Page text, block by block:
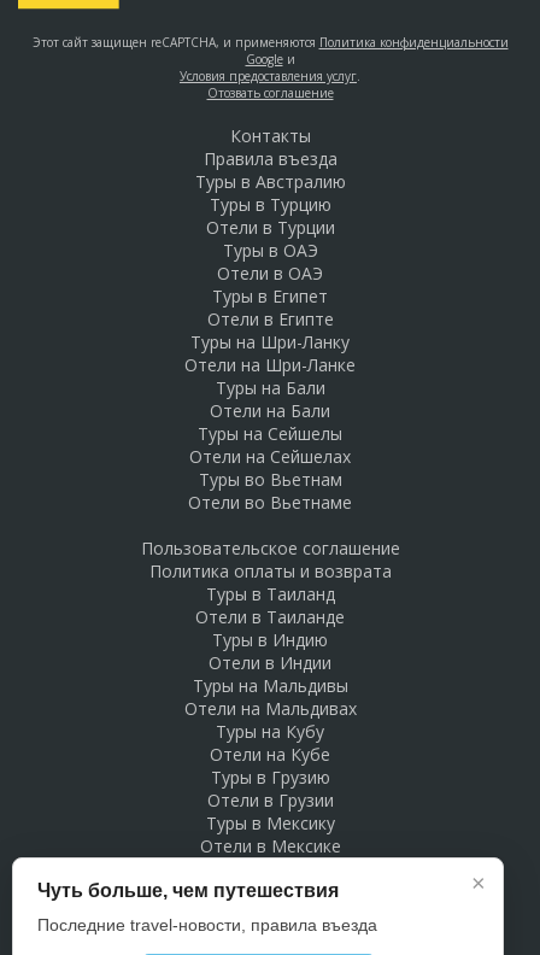
Этот сайт защищен reCAPTCHA, и применяются Политика конфиденциальности
Googleи
Условия предоставления услуг.
Отозвать соглашение
Контакты
Правила въезда
Туры в Австралию
Туры в Турцию
Отели в Турции
Туры в ОАЭ
Отели в ОАЭ
Туры в Египет
Отели в Египте
Туры на Шри-Ланку
Отели на Шри-Ланке
Туры на Бали
Отели на Бали
Туры на Сейшелы
Отели на Сейшелах
Туры во Вьетнам
Отели во Вьетнаме
Пользовательское соглашение
Политика оплаты и возврата
Туры в Таиланд
Отели в Таиланде
Туры в Индию
Отели в Индии
Туры на Мальдивы
Отели на Мальдивах
Туры на Кубу
Отели на Кубе
Туры в Грузию
Отели в Грузии
Туры в Мексику
Отели в Мексике
Отели в Доминикане
Отели в Беларуси
×
Чуть больше, чем путешествия
Последние travel-новости, правила въезда